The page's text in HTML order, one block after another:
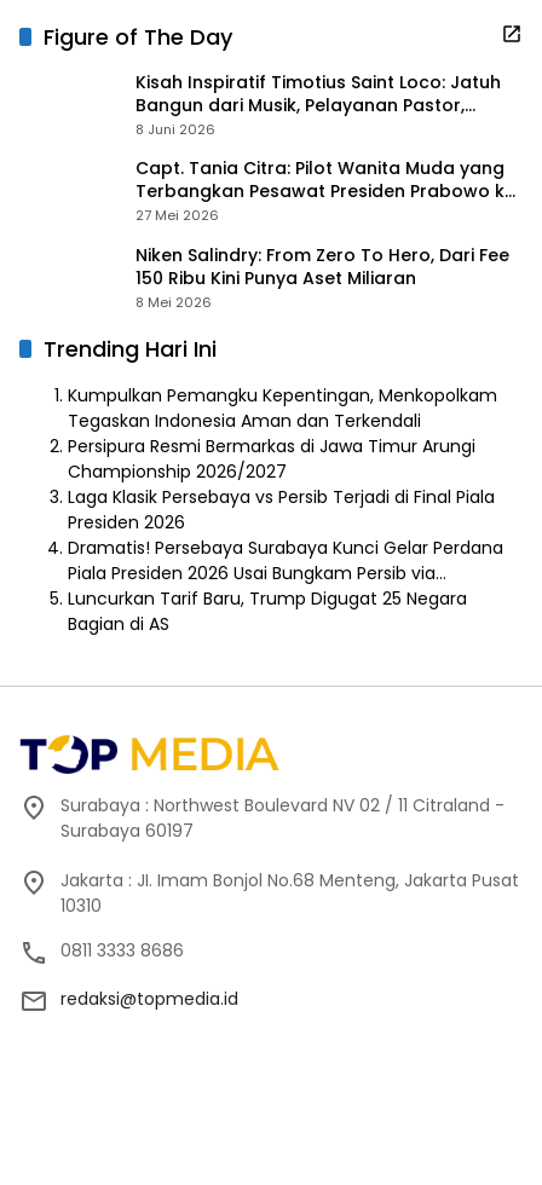
Figure of The Day
Kisah Inspiratif Timotius Saint Loco: Jatuh
Bangun dari Musik, Pelayanan Pastor,
hingga Gurita Bisnis Sambal Babon
8 Juni 2026
Capt. Tania Citra: Pilot Wanita Muda yang
Terbangkan Pesawat Presiden Prabowo ke
Prancis
27 Mei 2026
Niken Salindry: From Zero To Hero, Dari Fee
150 Ribu Kini Punya Aset Miliaran
8 Mei 2026
Trending Hari Ini
Kumpulkan Pemangku Kepentingan, Menkopolkam
Tegaskan Indonesia Aman dan Terkendali
Persipura Resmi Bermarkas di Jawa Timur Arungi
Championship 2026/2027
Laga Klasik Persebaya vs Persib Terjadi di Final Piala
Presiden 2026
Dramatis! Persebaya Surabaya Kunci Gelar Perdana
Piala Presiden 2026 Usai Bungkam Persib via…
Luncurkan Tarif Baru, Trump Digugat 25 Negara
Bagian di AS
Surabaya : Northwest Boulevard NV 02 / 11 Citraland -
Surabaya 60197
Jakarta : JI. Imam Bonjol No.68 Menteng, Jakarta Pusat
10310
0811 3333 8686
redaksi@topmedia.id